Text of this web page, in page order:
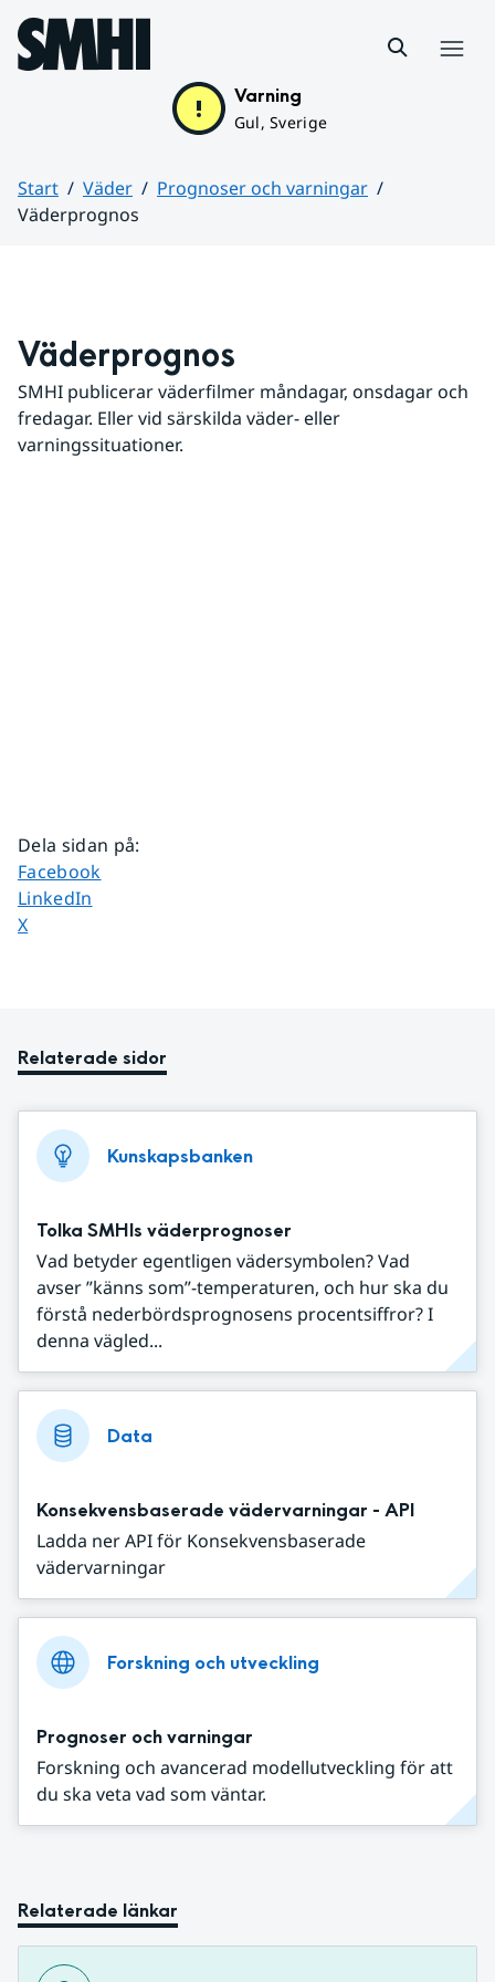
Hoppa till sidans innehåll
Varning
Gul, Sverige
Start Väder
Prognoser och varningar
Väderprognos
Väderprognos
SMHI publicerar väderfilmer måndagar, onsdagar och
fredagar. Eller vid särskilda väder- eller
varningssituationer.
Dela sidan på:
Dela sidan på
Facebook
Dela sidan på
LinkedIn
Dela sidan på
X
Relaterade sidor
Kunskapsbanken
Tolka SMHIs väderprognoser
Vad betyder egentligen vädersymbolen? Vad
avser ”känns som”-temperaturen, och hur ska du
förstå nederbördsprognosens procentsiffror? I
denna vägled...
Data
Konsekvensbaserade vädervarningar - API
Ladda ner API för Konsekvensbaserade
vädervarningar
Forskning och utveckling
Prognoser och varningar
Forskning och avancerad modellutveckling för att
du ska veta vad som väntar.
Relaterade länkar